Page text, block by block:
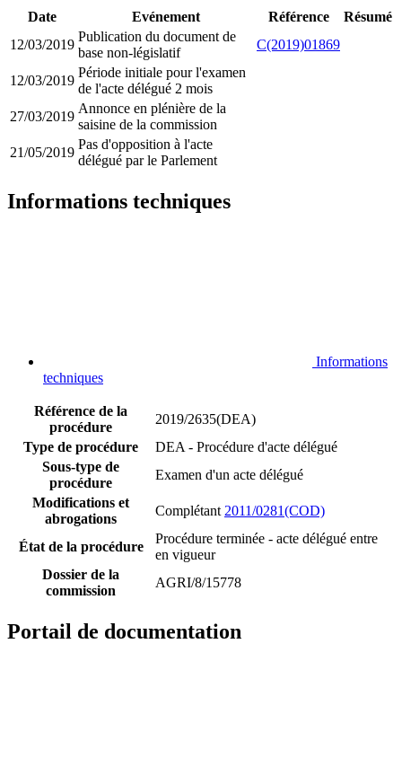
Date Evénement Référence
Résumé
12/03/2019
Publication du document de
base non-législatif
C(2019)01869
12/03/2019
Période initiale pour l'examen
de l'acte délégué 2 mois
27/03/2019
Annonce en plénière de la
saisine de la commission
21/05/2019
Pas d'opposition à l'acte
délégué par le Parlement
Informations techniques
Informations
techniques
Référence de la
procédure
2019/2635(DEA)
Type de procédure
DEA - Procédure d'acte délégué
Sous-type de
procédure
Examen d'un acte délégué
Modifications et
abrogations
Complétant 2011/0281(COD)
État de la procédure
Procédure terminée - acte délégué entre
en vigueur
Dossier de la
commission
AGRI/8/15778
Portail de documentation